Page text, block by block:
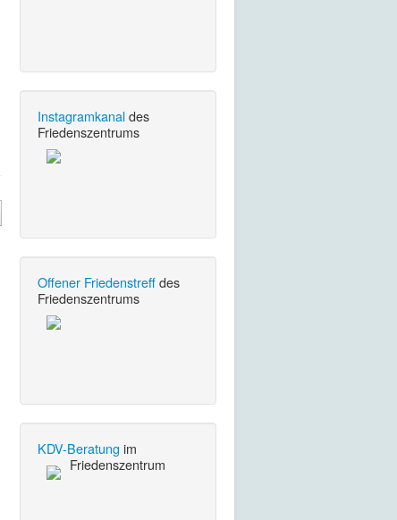
Instagramkanaldes
Friedenszentrums
Offener Friedenstreffdes
Friedenszentrums
KDV-Beratung im
Friedenszentrum